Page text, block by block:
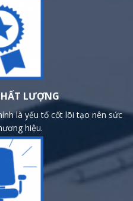
LƯỢNG
là yếu tố cốt lõi tạo nên sức
hiệu.